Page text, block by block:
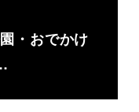
・おでかけ